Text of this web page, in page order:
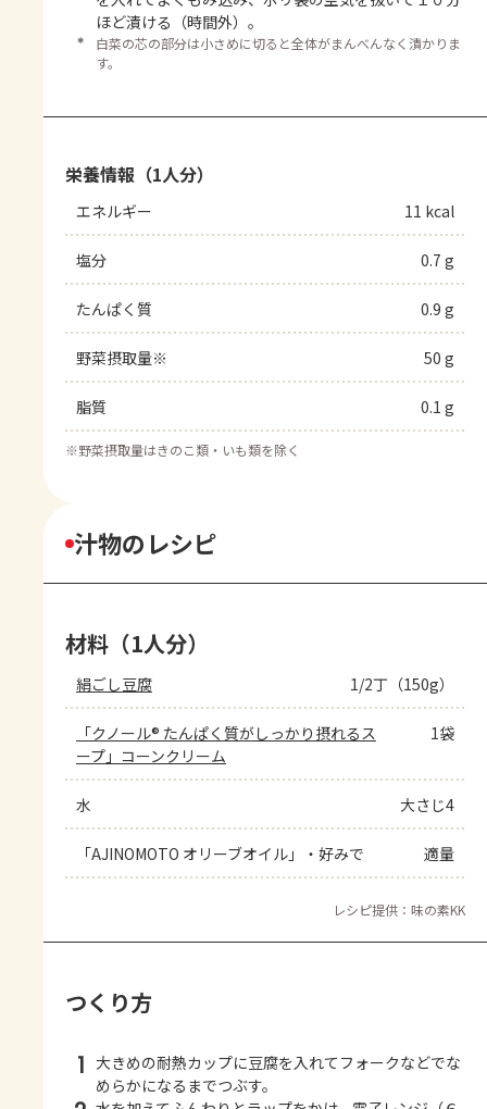
ほど漬ける（時間外）。
＊
白菜の芯の部分は小さめに切ると全体がまんべんなく漬かりま
す。
栄養情報（1人分）
エネルギー 11 kcal
塩分 0.7 g
たんぱく質 0.9 g
野菜摂取量※ 50 g
脂質 0.1 g
※野菜摂取量はきのこ類・いも類を除く
汁物のレシピ
材料（1人分）
絹ごし豆腐 1/2丁（150g）
「クノール® たんぱく質がしっかり摂れるス
ープ」コーンクリーム
1袋
水 大さじ4
「AJINOMOTO オリーブオイル」・好みで 適量
レシピ提供：味の素KK
つくり方
1 大きめの耐熱カップに豆腐を入れてフォークなどでな
めらかになるまでつぶす。